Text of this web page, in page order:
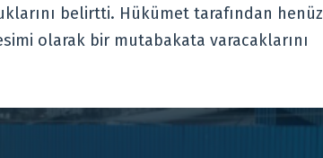
belirtti. Hükümet tarafından henüz
olarak bir mutabakata varacaklarını